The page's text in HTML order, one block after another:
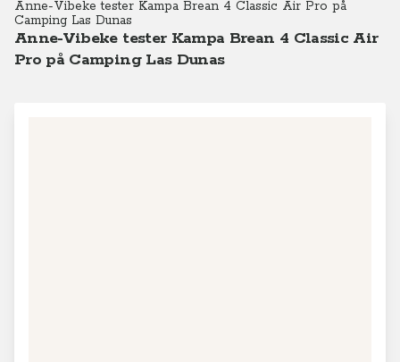
Anne-Vibeke tester Kampa Brean 4 Classic Air Pro på
Camping Las Dunas
Anne-Vibeke tester Kampa Brean 4 Classic Air
Pro på Camping Las Dunas